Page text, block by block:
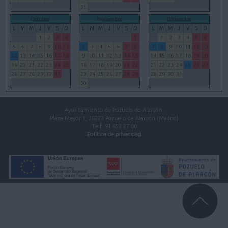
31
M M V S
D
1
2 3
4
5
6 7 8 9 10
11
12
13 14 15 16 17
18
19
20 21 22 23 24
25
26
27 28 29 30 31
M M V S
D
1
2
3 4 5 6 7
8
9
10 11 12 13 14
15
16
17 18 19 20 21
22
23
24 25 26 27 28
29
30
M M V S
D
1
2 3 4 5
6
7
8 9 10 11 12
13
14
15 16 17 18 19
20
21
22 23 24 25 26
27
28
29 30 31
Ayuntamiento de Pozuelo de Alarcón.
Plaza Mayor 1, 28223 Pozuelo de Alarcón (Madrid)
Telf. 91 452 27 00
Política de privacidad